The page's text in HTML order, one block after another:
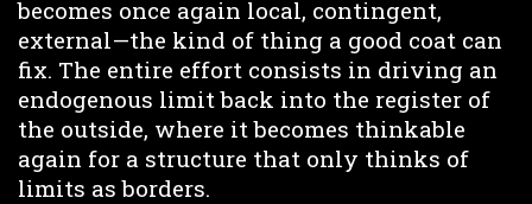
becomes once again local, contingent,
external—the kind of thing a good coat can
fix. The entire effort consists in driving an
endogenous limit back into the register of
the outside, where it becomes thinkable
again for a structure that only thinks of
limits as borders.